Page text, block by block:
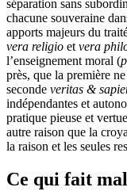
séparation sans
chacune souveraine
apports majeurs du
vera religio et vera
l’enseignement moral (
près, que la première
seconde veritas &
indépendantes et
pratique pieuse et
autre raison que la
la raison et les seules
Ce qui fait